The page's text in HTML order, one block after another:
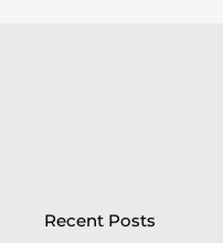
Recent Posts